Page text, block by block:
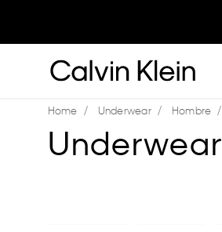
Underwear Hombre
Underwear